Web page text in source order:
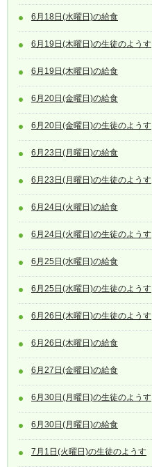
6月18日(水曜日)の給食
6月19日(木曜日)の生徒のようす
6月19日(木曜日)の給食
6月20日(金曜日)の給食
6月20日(金曜日)の生徒のようす
6月23日(月曜日)の給食
6月23日(月曜日)の生徒のようす
6月24日(火曜日)の給食
6月24日(火曜日)の生徒のようす
6月25日(水曜日)の給食
6月25日(水曜日)の生徒のようす
6月26日(木曜日)の生徒のようす
6月26日(木曜日)の給食
6月27日(金曜日)の給食
6月30日(月曜日)の生徒のようす
6月30日(月曜日)の給食
7月1日(火曜日)の生徒のようす